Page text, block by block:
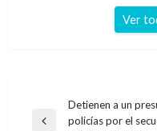
Ver
Navegación
Entrada
Detienen a un
policías por el